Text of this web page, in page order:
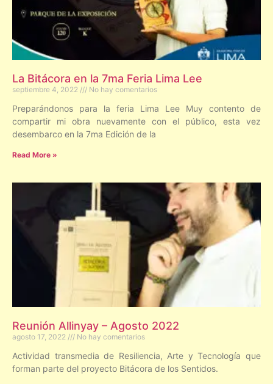
La Bitácora en la 7ma Feria Lima Lee
septiembre 4, 2022 No hay comentarios
Preparándonos para la feria Lima Lee Muy contento de
compartir mi obra nuevamente con el público, esta vez
desembarco en la 7ma Edición de la
Read More »
Reunión Allinyay – Agosto 2022
agosto 17, 2022 No hay comentarios
Actividad transmedia de Resiliencia, Arte y Tecnología que
forman parte del proyecto Bitácora de los Sentidos.